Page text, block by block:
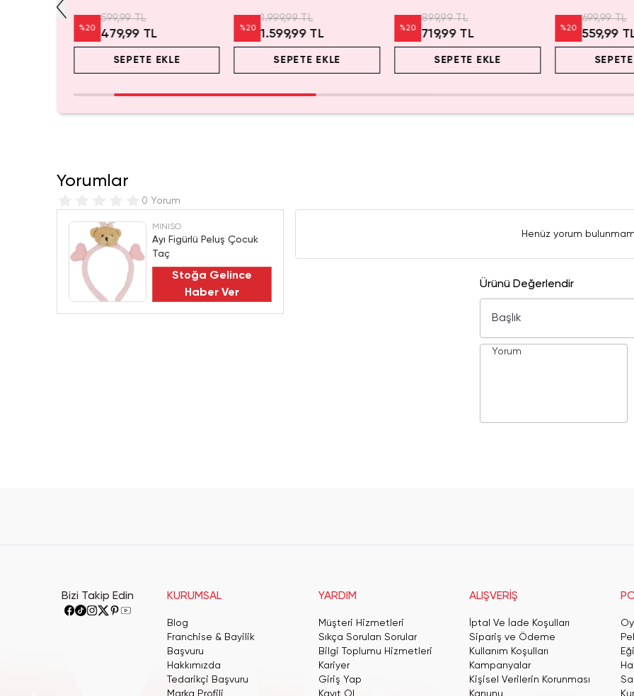
%20
599,99 TL
479,99 TL
SEPETE EKLE
%20
1.999,99 TL
1.599,99 TL
SEPETE EKLE
%20
899,99 TL
719,99 TL
SEPETE EKLE
%20
699,99 TL
559,99
Yorumlar
0 Yorum
MINISO
Ayı Figürlü Peluş Çocuk
Taç
Stoğa Gelince
Haber Ver
Henüz yorum
Ürünü Değerlendir
Bizi Takip Edin KURUMSAL
Blog
Franchise & Bayilik
Başvuru
Hakkımızda
Tedarikçi Başvuru
Marka Profili
YARDIM
Müşteri Hizmetleri
Sıkça Sorulan Sorular
Bilgi Toplumu Hizmetleri
Kariyer
Giriş Yap
Kayıt Ol
ALIŞVERİŞ
İptal Ve İade Koşulları
Sipariş ve Ödeme
Kullanım Koşulları
Kampanyalar
Kişisel Verilerin Korunması
Kanunu